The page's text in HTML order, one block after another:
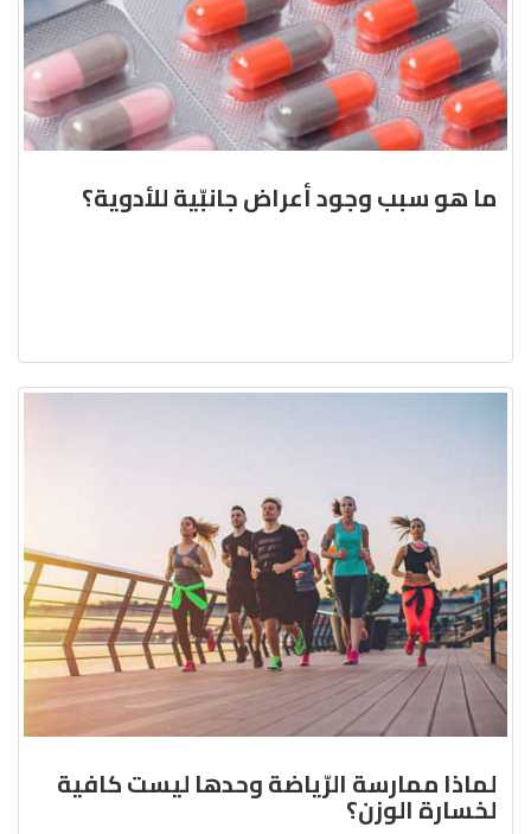
ما هو سبب وجود أعراض جانبّية للأدوية؟
لماذا ممارسة الرّياضة وحدها ليست كافية
لخسارة الوزن؟